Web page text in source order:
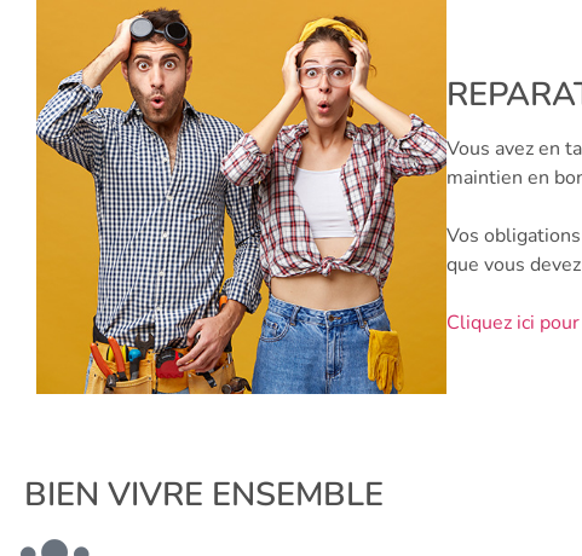
Vous avez en
maintien en
Vos
que vous
Cliquez ici
BIEN VIVRE ENSEMBLE